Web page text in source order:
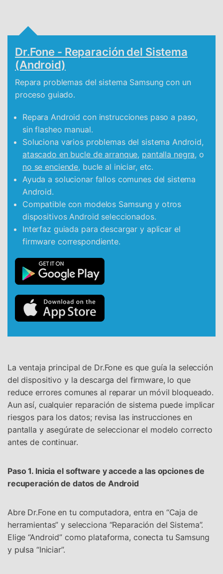
Dr.Fone - Reparación del Sistema
(Android)
Repara problemas del sistema Samsung con un
proceso guiado.
Repara Android con instrucciones paso a paso,
sin flasheo manual.
Soluciona varios problemas del sistema Android,
atascado en bucle de arranque, pantalla negra, o
no se enciende, bucle al iniciar, etc.
Ayuda a solucionar fallos comunes del sistema
Android.
Compatible con modelos Samsung y otros
dispositivos Android seleccionados.
Interfaz guiada para descargar y aplicar el
firmware correspondiente.
La ventaja principal de Dr.Fone es que guía la selección
del dispositivo y la descarga del firmware, lo que
reduce errores comunes al reparar un móvil bloqueado.
Aun así, cualquier reparación de sistema puede implicar
riesgos para los datos; revisa las instrucciones en
pantalla y asegúrate de seleccionar el modelo correcto
antes de continuar.
Paso 1. Inicia el software y accede a las opciones de
recuperación de datos de Android
Abre Dr.Fone en tu computadora, entra en “Caja de
herramientas” y selecciona “Reparación del Sistema”.
Elige “Android” como plataforma, conecta tu Samsung
y pulsa “Iniciar”.